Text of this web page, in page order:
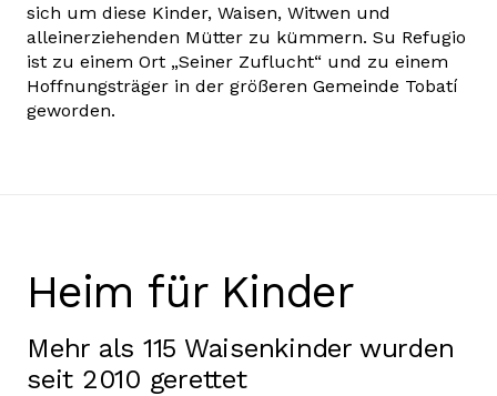
sich um diese Kinder, Waisen, Witwen und
alleinerziehenden Mütter zu kümmern. Su Refugio
ist zu einem Ort „Seiner Zuflucht“ und zu einem
Hoffnungsträger in der größeren Gemeinde Tobatí
geworden.
Heim für Kinder
Mehr als 115 Waisenkinder wurden
seit 2010 gerettet